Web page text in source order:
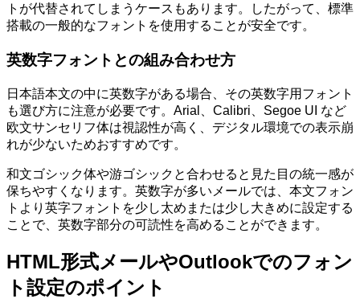
トが代替されてしまうケースもあります。したがって、標準
搭載の一般的なフォントを使用することが安全です。
英数字フォントとの組み合わせ方
日本語本文の中に英数字がある場合、その英数字用フォント
も選び方に注意が必要です。Arial、Calibri、Segoe UI など
欧文サンセリフ体は視認性が高く、デジタル環境での表示崩
れが少ないためおすすめです。
和文ゴシック体や游ゴシックと合わせると見た目の統一感が
保ちやすくなります。英数字が多いメールでは、本文フォン
トより英字フォントを少し太めまたは少し大きめに設定する
ことで、英数字部分の可読性を高めることができます。
HTML形式メールやOutlookでのフォン
ト設定のポイント